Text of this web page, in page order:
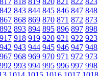
842 843 844 845 846 847 848
867 868 869 870 871 872 873
892 893 894 895 896 897 898
917 918 919 920 921 922 923
942 943 944 945 946 947 948
967 968 969 970 971 972 973
992 993 994 995 996 997 998